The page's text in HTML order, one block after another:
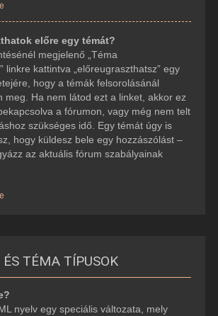
előre egy témát?
megjelenő „Téma
linkre kattintva „előreugraszthatsz” egy
hogy a témák felsorolásánál
meg. Ha nem látod ezt a linket, akkor ez
a fórumon, vagy még nem telt
szükséges idő. Egy témát úgy is
hogy küldesz bele egy hozzászólást –
az aktuális fórum szabályainak
TÉMA TÍPUSOK
nyelv egy speciális változata, mely